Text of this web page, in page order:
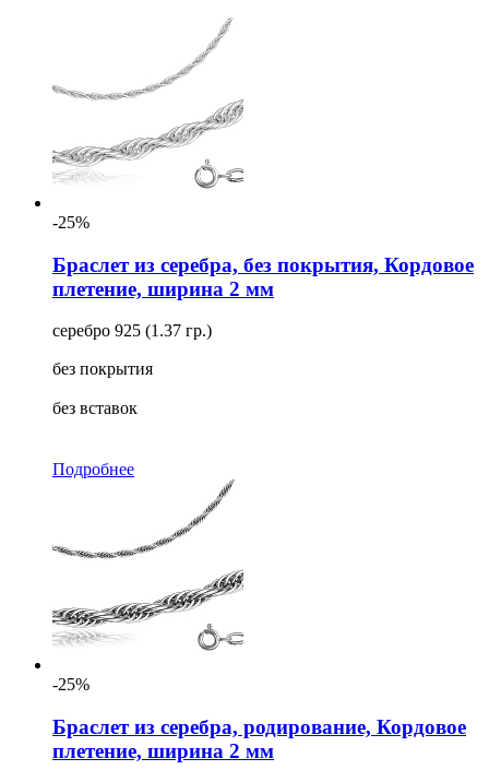
-25%
Браслет из серебра, без покрытия, Кордовое
плетение, ширина 2 мм
серебро 925 (1.37 гр.)
без покрытия
без вставок
Подробнее
-25%
Браслет из серебра, родирование, Кордовое
плетение, ширина 2 мм